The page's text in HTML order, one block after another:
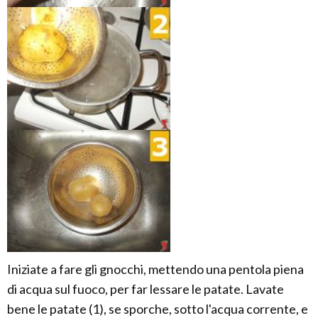
Iniziate a fare gli gnocchi, mettendo una pentola piena
di acqua sul fuoco, per far lessare le patate. Lavate
bene le patate (1), se sporche, sotto l'acqua corrente, e